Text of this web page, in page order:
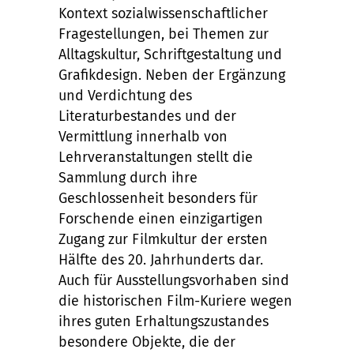
Kontext sozialwissenschaftlicher
Fragestellungen, bei Themen zur
Alltagskultur, Schriftgestaltung und
Grafikdesign. Neben der Ergänzung
und Verdichtung des
Literaturbestandes und der
Vermittlung innerhalb von
Lehrveranstaltungen stellt die
Sammlung durch ihre
Geschlossenheit besonders für
Forschende einen einzigartigen
Zugang zur Filmkultur der ersten
Hälfte des 20. Jahrhunderts dar.
Auch für Ausstellungsvorhaben sind
die historischen Film-Kuriere wegen
ihres guten Erhaltungszustandes
besondere Objekte, die der